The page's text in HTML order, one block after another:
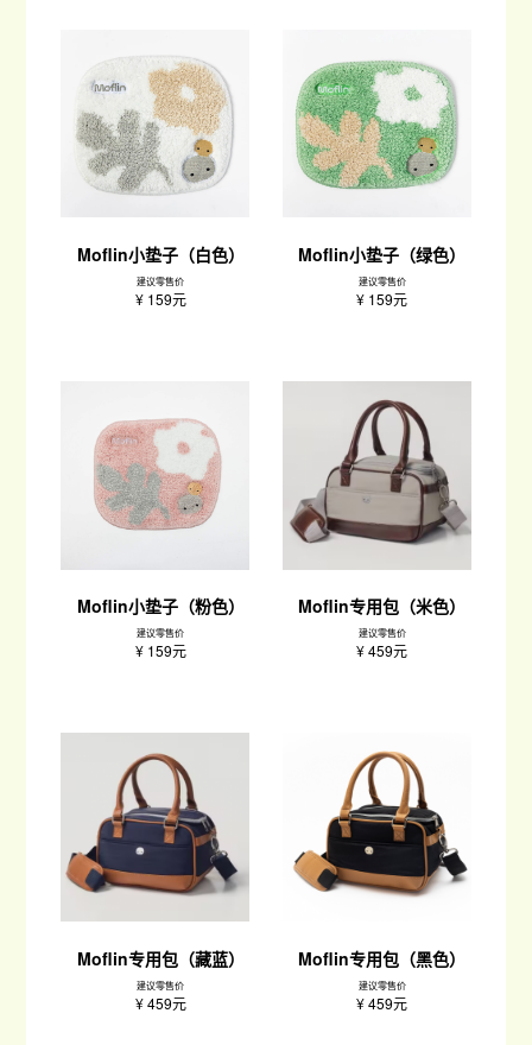
Moflin小垫子（白色）
建议零售价
¥ 159元
Moflin小垫子（绿色）​
建议零售价
¥ 159元
Moflin小垫子（粉色）
建议零售价
¥ 159元
Moflin专用包（米色）
建议零售价
¥ 459元
Moflin专用包（藏蓝）
建议零售价
¥ 459元
Moflin专用包（黑色）
建议零售价
¥ 459元